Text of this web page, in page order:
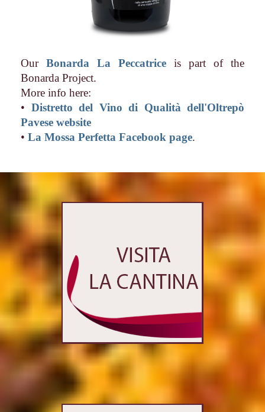
Our Bonarda La Peccatrice
is part of the
Bonarda Project.
More info here:
• Distretto del Vino di Qualità dell'Oltrepò
Pavese website
• La Mossa Perfetta Facebook page.